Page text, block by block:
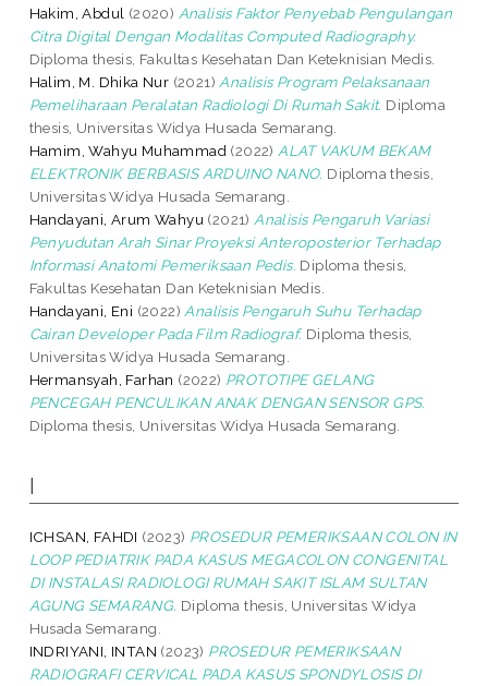
Hakim, Abdul (2020) Analisis Faktor Penyebab Pengulangan
Citra Digital Dengan Modalitas Computed Radiography.
Diploma thesis, Fakultas Kesehatan Dan Keteknisian Medis.
Halim, M. Dhika Nur (2021) Analisis Program Pelaksanaan
Pemeliharaan Peralatan Radiologi Di Rumah Sakit. Diploma
thesis, Universitas Widya Husada Semarang.
Hamim, Wahyu Muhammad (2022) ALAT VAKUM BEKAM
ELEKTRONIK BERBASIS ARDUINO NANO. Diploma thesis,
Universitas Widya Husada Semarang.
Handayani, Arum Wahyu (2021) Analisis Pengaruh Variasi
Penyudutan Arah Sinar Proyeksi Anteroposterior Terhadap
Informasi Anatomi Pemeriksaan Pedis. Diploma thesis,
Fakultas Kesehatan Dan Keteknisian Medis.
Handayani, Eni (2022) Analisis Pengaruh Suhu Terhadap
Cairan Developer Pada Film Radiograf. Diploma thesis,
Universitas Widya Husada Semarang.
Hermansyah, Farhan (2022) PROTOTIPE GELANG
PENCEGAH PENCULIKAN ANAK DENGAN SENSOR GPS.
Diploma thesis, Universitas Widya Husada Semarang.
I
ICHSAN, FAHDI (2023) PROSEDUR PEMERIKSAAN COLON IN
LOOP PEDIATRIK PADA KASUS MEGACOLON CONGENITAL
DI INSTALASI RADIOLOGI RUMAH SAKIT ISLAM SULTAN
AGUNG SEMARANG. Diploma thesis, Universitas Widya
Husada Semarang.
INDRIYANI, INTAN (2023) PROSEDUR PEMERIKSAAN
RADIOGRAFI CERVICAL PADA KASUS SPONDYLOSIS DI